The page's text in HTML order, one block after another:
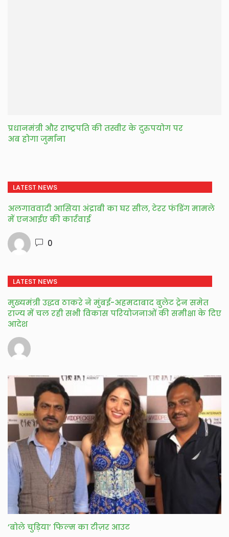
प्रधानमंत्री और राष्ट्रपति की तस्वीर के दुरुपयोग पर
अब होगा जुर्माना
LATEST NEWS
अलगाववादी आसिया अंद्राबी का घर सील, टेरर फंडिंग मामले
में एनआईए की कार्रवाई
0
LATEST NEWS
मुख्यमंत्री उद्धव ठाकरे ने मुंबई-अहमदाबाद बुलेट ट्रेन समेत
राज्य में चल रही सभी विकास परियोजनाओं की समीक्षा के दिए
आदेश
‘बोले चुड़िया’ फिल्म का टीज़र आउट